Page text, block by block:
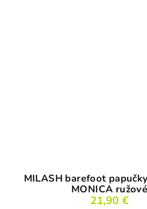
MILASH barefoot
MONICA ružové
21,90 €